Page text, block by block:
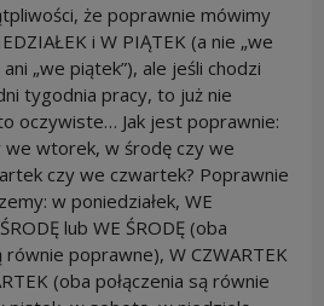
że poprawnie mówimy
i W PIĄTEK (a nie „we
ani „we piątek”), ale jeśli chodzi
tygodnia pracy, to już nie
oczywiste… Jak jest poprawnie:
wtorek, w środę czy we
czy we czwartek? Poprawnie
w poniedziałek, WE
lub WE ŚRODĘ (oba
równie poprawne), W CZWARTEK
(oba połączenia są równie